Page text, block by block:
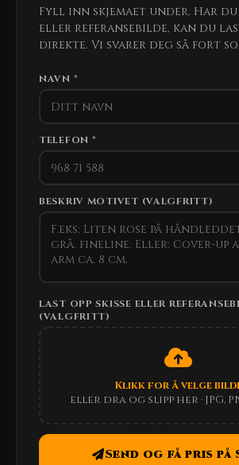
Fyll inn skjemaet under. Har du
eller referansebilde, kan du
direkte. Vi svarer deg så fort
NAVN *
TELEFON *
BESKRIV MOTIVET (VALGFRITT)
LAST OPP SKISSE ELLER
(VALGFRITT)
Klikk for å velge
eller dra og slipp her · JPG,
Send og få pris på